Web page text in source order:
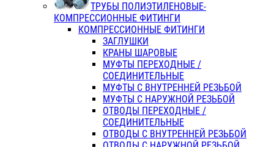
ТРУБЫ ПОЛИЭТИЛЕНОВЫЕ-
КОМПРЕССИОННЫЕ ФИТИНГИ
КОМПРЕССИОННЫЕ ФИТИНГИ
ЗАГЛУШКИ
КРАНЫ ШАРОВЫЕ
МУФТЫ ПЕРЕХОДНЫЕ /
СОЕДИНИТЕЛЬНЫЕ
МУФТЫ С ВНУТРЕННЕЙ РЕЗЬБОЙ
МУФТЫ С НАРУЖНОЙ РЕЗЬБОЙ
ОТВОДЫ ПЕРЕХОДНЫЕ /
СОЕДИНИТЕЛЬНЫЕ
ОТВОДЫ С ВНУТРЕННЕЙ РЕЗЬБОЙ